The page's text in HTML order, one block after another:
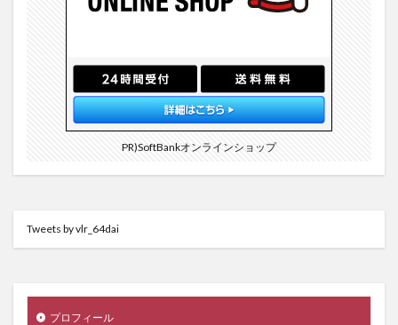
PR)SoftBankオンラインショップ
Tweets by vlr_64dai
プロフィール